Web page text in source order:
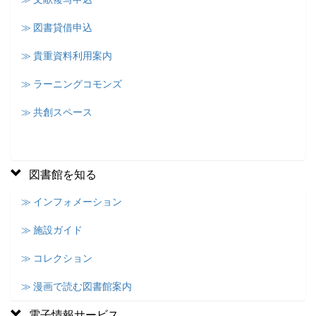
≫ 図書貸借申込
≫ 貴重資料利用案内
≫ ラーニングコモンズ
≫ 共創スペース
図書館を知る
≫ インフォメーション
≫ 施設ガイド
≫ コレクション
≫ 漫画で読む図書館案内